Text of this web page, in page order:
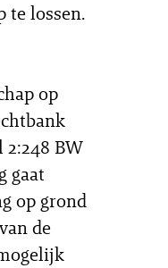
te lossen.
op
BW
gaat
op grond
de